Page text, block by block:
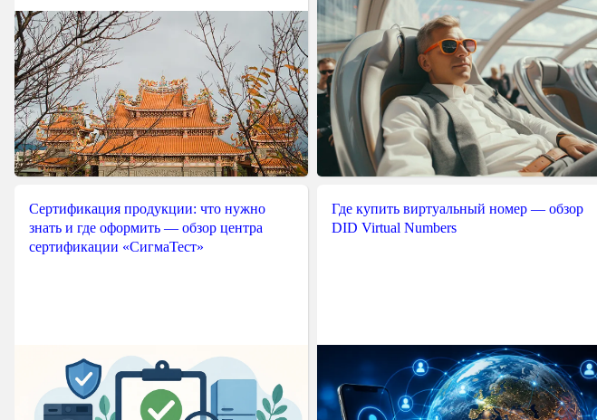
Сертификация продукции: что нужно
знать и где оформить — обзор центра
сертификации «СигмаТест»
Где купить виртуальный номер — обзор
DID Virtual Numbers